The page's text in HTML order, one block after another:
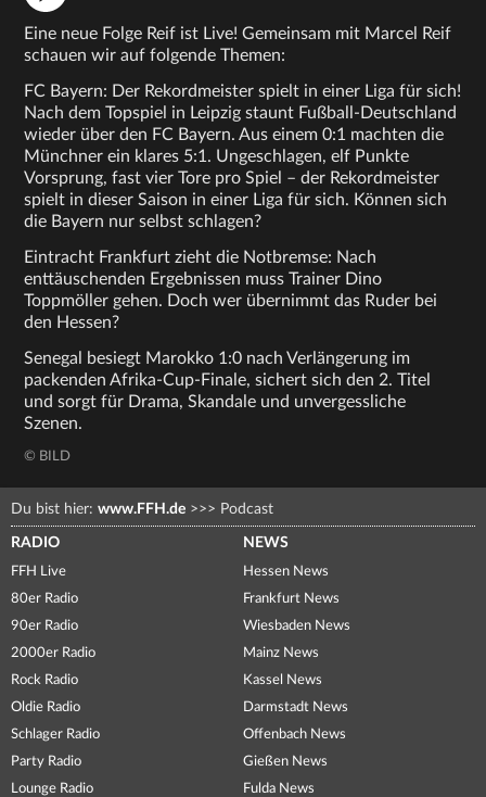
Eine neue Folge Reif ist Live! Gemeinsam mit Marcel Reif
schauen wir auf folgende Themen:
FC Bayern: Der Rekordmeister spielt in einer Liga für sich!
Nach dem Topspiel in Leipzig staunt Fußball-Deutschland
wieder über den FC Bayern. Aus einem 0:1 machten die
Münchner ein klares 5:1. Ungeschlagen, elf Punkte
Vorsprung, fast vier Tore pro Spiel – der Rekordmeister
spielt in dieser Saison in einer Liga für sich. Können sich
die Bayern nur selbst schlagen?
Eintracht Frankfurt zieht die Notbremse: Nach
enttäuschenden Ergebnissen muss Trainer Dino
Toppmöller gehen. Doch wer übernimmt das Ruder bei
den Hessen?
Senegal besiegt Marokko 1:0 nach Verlängerung im
packenden Afrika-Cup-Finale, sichert sich den 2. Titel
und sorgt für Drama, Skandale und unvergessliche
Szenen.
© BILD
Du bist hier: www.FFH.de >>> Podcast
RADIO
FFH Live
80er Radio
90er Radio
2000er Radio
Rock Radio
Oldie Radio
Schlager Radio
Party Radio
Lounge Radio
NEWS
Hessen News
Frankfurt News
Wiesbaden News
Mainz News
Kassel News
Darmstadt News
Offenbach News
Gießen News
Fulda News